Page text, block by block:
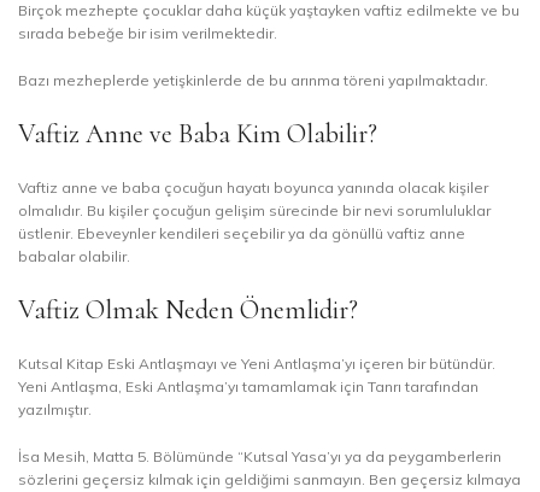
Birçok mezhepte çocuklar daha küçük yaştayken vaftiz edilmekte ve bu
sırada bebeğe bir isim verilmektedir.
Bazı mezheplerde yetişkinlerde de bu arınma töreni yapılmaktadır.
Vaftiz Anne ve Baba Kim Olabilir?
Vaftiz anne ve baba çocuğun hayatı boyunca yanında olacak kişiler
olmalıdır. Bu kişiler çocuğun gelişim sürecinde bir nevi sorumluluklar
üstlenir. Ebeveynler kendileri seçebilir ya da gönüllü vaftiz anne
babalar olabilir.
Vaftiz Olmak Neden Önemlidir?
Kutsal Kitap Eski Antlaşmayı ve Yeni Antlaşma’yı içeren bir bütündür.
Yeni Antlaşma, Eski Antlaşma’yı tamamlamak için Tanrı tarafından
yazılmıştır.
İsa Mesih, Matta 5. Bölümünde “Kutsal Yasa’yı ya da peygamberlerin
sözlerini geçersiz kılmak için geldiğimi sanmayın. Ben geçersiz kılmaya